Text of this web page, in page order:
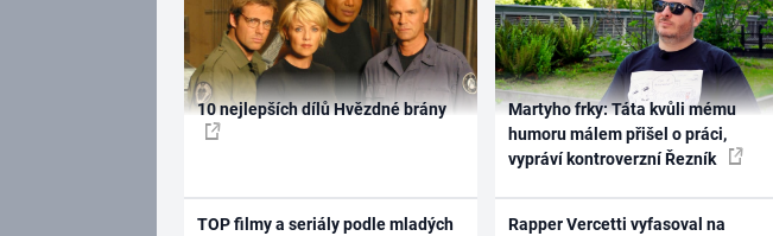
10 nejlepších dílů Hvězdné brány
TOP filmy a seriály podle mladých
Martyho frky: Táta kvůli mému
humoru málem přišel o práci,
vypráví kontroverzní Řezník
Rapper Vercetti vyfasoval na